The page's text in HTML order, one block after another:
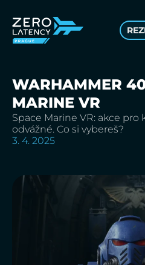
WARHAMMER
MARINE VR
Space Marine VR: akce pro
odvážné. Co si vybereš?
3. 4. 2025